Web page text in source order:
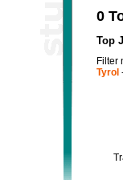
0
Top
Filter
Tyrol